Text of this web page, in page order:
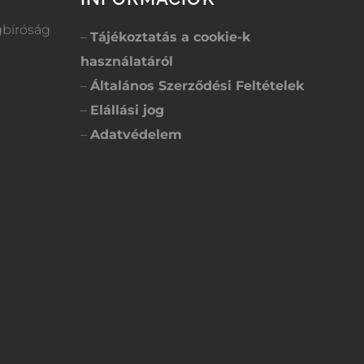
– Tájékoztatás a cookie-k
használatáról
– Általános Szerződési Feltételek
– Elállási jog
– Adatvédelem